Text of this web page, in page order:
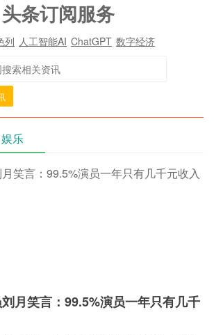
头条订阅服务
列 人工智能AI ChatGPT 数字经济
娱乐
刘月笑言：99.5%演员一年只有几千